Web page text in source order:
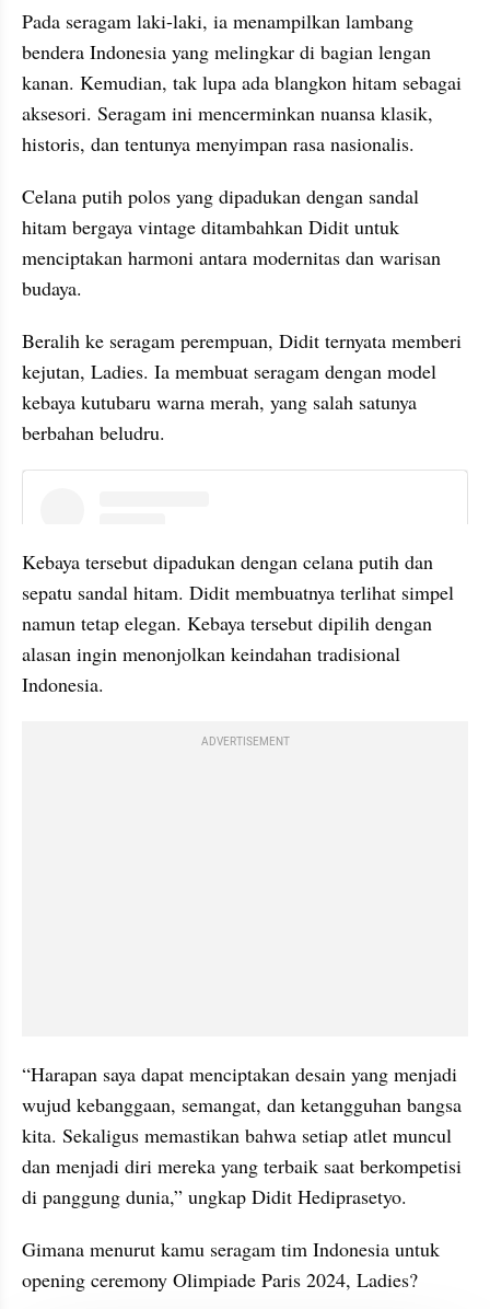
Pada seragam laki-laki, ia menampilkan lambang
bendera Indonesia yang melingkar di bagian lengan
kanan. Kemudian, tak lupa ada blangkon hitam sebagai
aksesori. Seragam ini mencerminkan nuansa klasik,
historis, dan tentunya menyimpan rasa nasionalis.
Celana putih polos yang dipadukan dengan sandal
hitam bergaya vintage ditambahkan Didit untuk
menciptakan harmoni antara modernitas dan warisan
budaya.
Beralih ke seragam perempuan, Didit ternyata memberi
kejutan, Ladies. Ia membuat seragam dengan model
kebaya kutubaru warna merah, yang salah satunya
berbahan beludru.
Kebaya tersebut dipadukan dengan celana putih dan
sepatu sandal hitam. Didit membuatnya terlihat simpel
namun tetap elegan. Kebaya tersebut dipilih dengan
alasan ingin menonjolkan keindahan tradisional
Indonesia.
ADVERTISEMENT
“Harapan saya dapat menciptakan desain yang menjadi
wujud kebanggaan, semangat, dan ketangguhan bangsa
kita. Sekaligus memastikan bahwa setiap atlet muncul
dan menjadi diri mereka yang terbaik saat berkompetisi
di panggung dunia,” ungkap Didit Hediprasetyo.
Gimana menurut kamu seragam tim Indonesia untuk
opening ceremony Olimpiade Paris 2024, Ladies?